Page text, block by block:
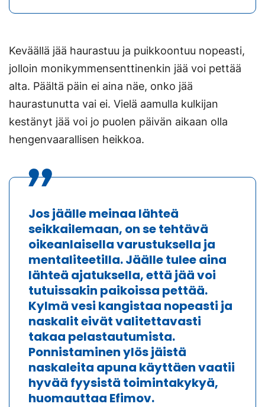
Keväällä jää haurastuu ja puikkoontuu nopeasti,
jolloin monikymmensenttinenkin jää voi pettää
alta. Päältä päin ei aina näe, onko jää
haurastunutta vai ei. Vielä aamulla kulkijan
kestänyt jää voi jo puolen päivän aikaan olla
hengenvaarallisen heikkoa.
Jos jäälle meinaa lähteä
seikkailemaan, on se tehtävä
oikeanlaisella varustuksella ja
mentaliteetilla. Jäälle tulee aina
lähteä ajatuksella, että jää voi
tutuissakin paikoissa pettää.
Kylmä vesi kangistaa nopeasti ja
naskalit eivät valitettavasti
takaa pelastautumista.
Ponnistaminen ylös jäistä
naskaleita apuna käyttäen vaatii
hyvää fyysistä toimintakykyä,
huomauttaa Efimov.